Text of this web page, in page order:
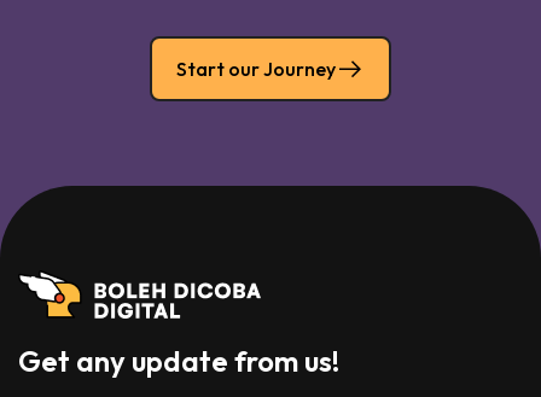
Start our Journey
Get any update from us!